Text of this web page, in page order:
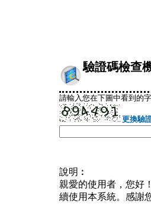
驗證碼檢查
請輸入您在下圖中看到的
更換驗
說明︰
親愛的使用者，您好
續使用本系統。感謝